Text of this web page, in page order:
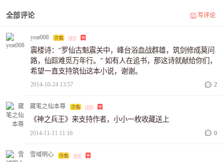
全部评论 写评论
yeat008
震楼诗：“罗仙古魁震关中，峰台浴血战群雄，筑剑修成莫问
路，仙踪难觅万年行。” 如有人在追书，那这诗就献给你们，
希望一直支持筑仙这本小说，谢谢。
2014-10-24 13:57 2
藏笔之仙本尊
《神之兵王》来支持作者，小小一枚收藏送上
2014-11-11 11:16 0
雪域明心